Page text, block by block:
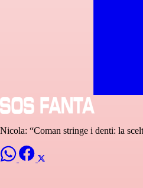
Nicola: “Coman stringe i denti: la